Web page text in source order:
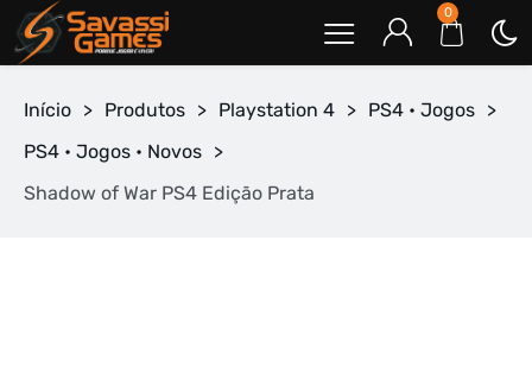
0
Início > Produtos > Playstation 4 > PS4 • Jogos >
PS4 • Jogos • Novos >
Shadow of War PS4 Edição Prata